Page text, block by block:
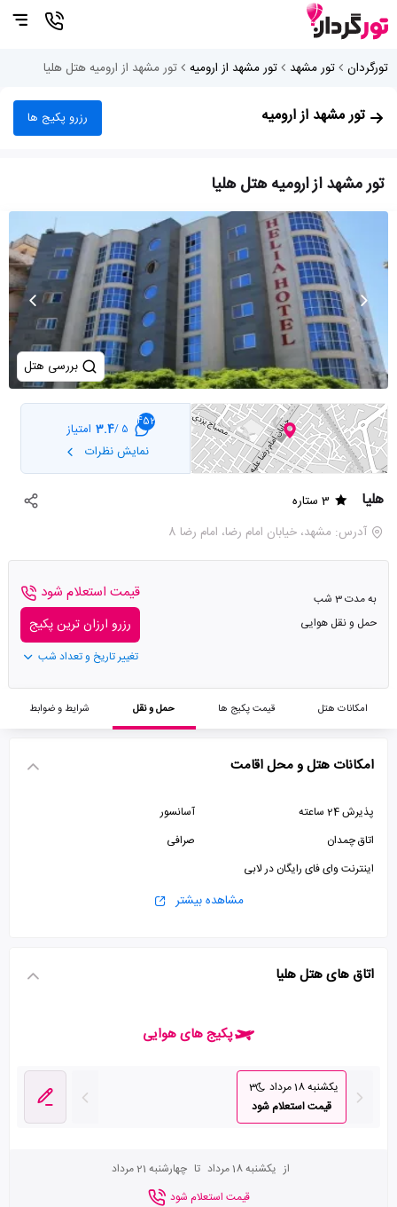
تورگردان تور مشهد تور مشهد از ارومیه تور مشهد از ارومیه هتل هلیا
تور مشهد از ارومیه رزرو پکیج ها
تور مشهد از ارومیه هتل هلیا
بررسی هتل
452
5 /
3.4 امتیاز
نمایش نظرات
هلیا
3 ستاره
آدرس: مشهد، خیابان امام رضا، امام رضا 8
به مدت 3 شب
حمل و نقل هوایی
قیمت استعلام شود
رزرو ارزان ترین پکیج
تغییر تاریخ و تعداد شب
امکانات هتل قیمت پکیج ها حمل و نقل شرایط و ضوابط
امکانات هتل و محل اقامت
پذیرش 24 ساعته
آسانسور
اتاق چمدان
صرافی
اینترنت وای فای رایگان در لابی
مشاهده بیشتر
اتاق های هتل هلیا
پکیج های هوایی
یکشنبه 18 مرداد
3
قیمت استعلام شود
از یکشنبه 18 مرداد تا چهارشنبه 21 مرداد
قیمت استعلام شود